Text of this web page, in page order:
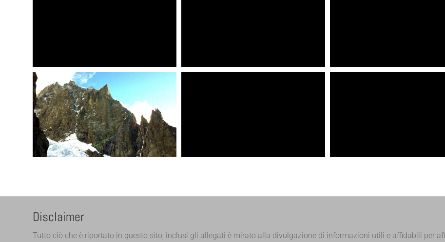
Disclaimer
Tutto ciò che è riportato in questo sito, inclusi gli allegati è mirato alla divulgazione di informazioni utili e affidabili per